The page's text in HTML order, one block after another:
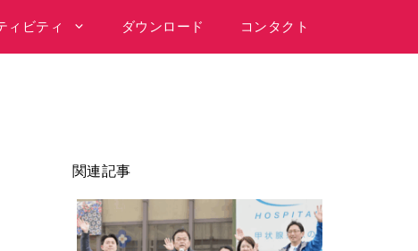
ィビティ ダウンロード コンタクト
関連記事